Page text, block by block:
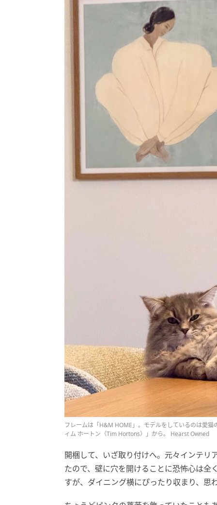
フレームは「H&M HOME」。モデルをしているのは愛
ィム ホートン（Tim Hortons）」から。 Hearst Owned
開梱して、いざ取り付けへ。元々インテリ
たので、壁に穴を開けることに恐怖心は
すが、ダイニング横にぴったり収まり、思